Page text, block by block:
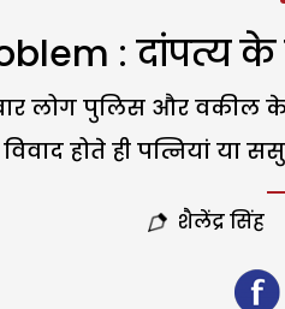
: दांपत्य
लोग पुलिस और
होते ही पत्नियां या
शैलेंद्र सिंह